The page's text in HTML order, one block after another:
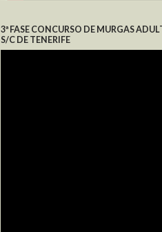
3ª FASE CONCURSO DE MURGAS
S/C DE TENERIFE